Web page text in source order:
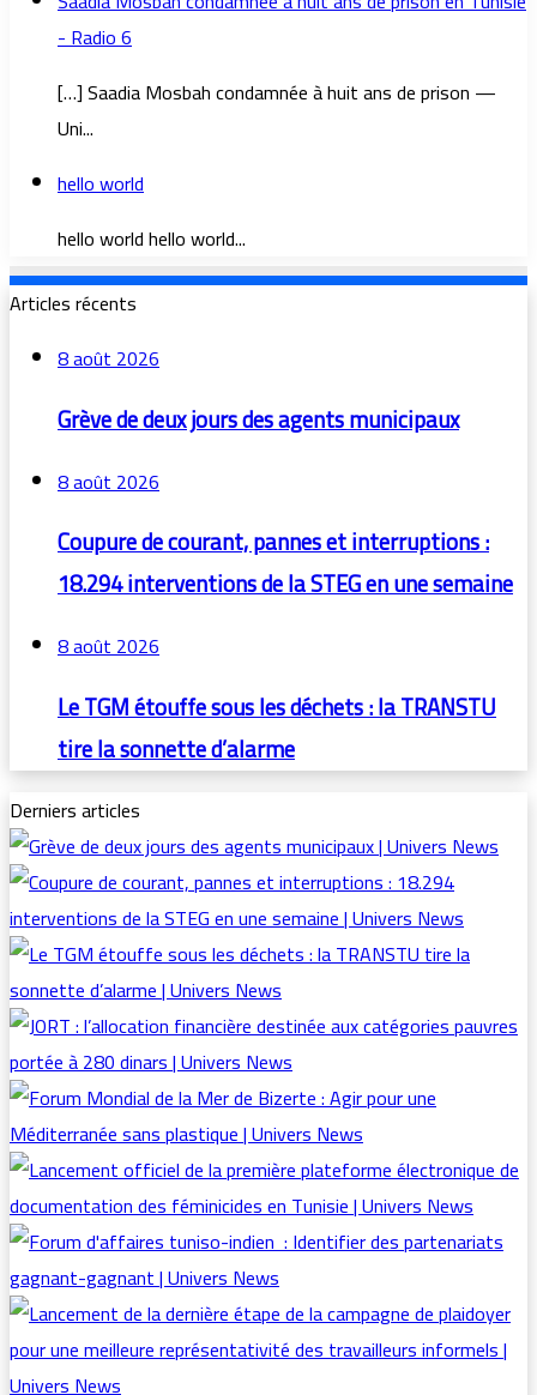
- Radio 6
[…] Saadia Mosbah condamnée à huit ans de prison —
Uni...
hello world
hello world hello world...
Articles récents
8 août 2026
Grève de deux jours des agents municipaux
8 août 2026
Coupure de courant, pannes et interruptions :
18.294 interventions de la STEG en une semaine
8 août 2026
Le TGM étouffe sous les déchets : la TRANSTU
tire la sonnette d’alarme
Derniers articles